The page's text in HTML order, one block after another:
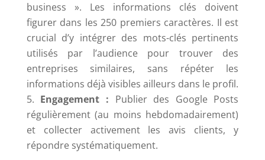
business ». Les informations clés doivent
figurer dans les 250 premiers caractères. Il est
crucial d’y intégrer des mots-clés pertinents
utilisés par l’audience pour trouver des
entreprises similaires, sans répéter les
informations déjà visibles ailleurs dans le profil.
Engagement : Publier des Google Posts
régulièrement (au moins hebdomadairement)
et collecter activement les avis clients, y
répondre systématiquement.